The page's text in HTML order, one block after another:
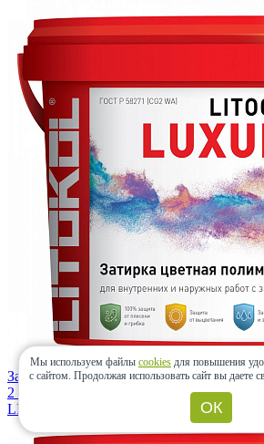
Затирка LITOCHROM LUXURY EVO
2 кг
LITOKOL
Мы используем файлы cookies для повышения
с сайтом. Продолжая использовать сайт вы даете
ОК